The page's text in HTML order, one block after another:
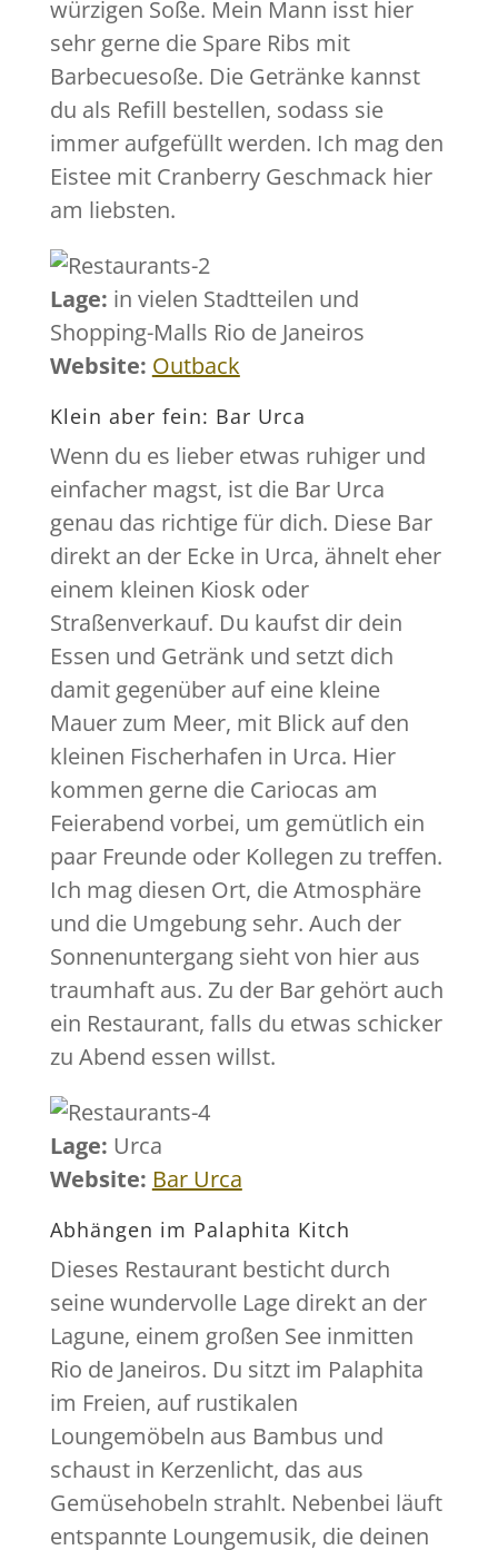
würzigen Soße. Mein Mann isst hier
sehr gerne die Spare Ribs mit
Barbecuesoße. Die Getränke kannst
du als Refill bestellen, sodass sie
immer aufgefüllt werden. Ich mag den
Eistee mit Cranberry Geschmack hier
am liebsten.
Lage: in vielen Stadtteilen und
Shopping-Malls Rio de Janeiros
Website: Outback
Klein aber fein: Bar Urca
Wenn du es lieber etwas ruhiger und
einfacher magst, ist die Bar Urca
genau das richtige für dich. Diese Bar
direkt an der Ecke in Urca, ähnelt eher
einem kleinen Kiosk oder
Straßenverkauf. Du kaufst dir dein
Essen und Getränk und setzt dich
damit gegenüber auf eine kleine
Mauer zum Meer, mit Blick auf den
kleinen Fischerhafen in Urca. Hier
kommen gerne die Cariocas am
Feierabend vorbei, um gemütlich ein
paar Freunde oder Kollegen zu treffen.
Ich mag diesen Ort, die Atmosphäre
und die Umgebung sehr. Auch der
Sonnenuntergang sieht von hier aus
traumhaft aus. Zu der Bar gehört auch
ein Restaurant, falls du etwas schicker
zu Abend essen willst.
Lage: Urca
Website: Bar Urca
Abhängen im Palaphita Kitch
Dieses Restaurant besticht durch
seine wundervolle Lage direkt an der
Lagune, einem großen See inmitten
Rio de Janeiros. Du sitzt im Palaphita
im Freien, auf rustikalen
Loungemöbeln aus Bambus und
schaust in Kerzenlicht, das aus
Gemüsehobeln strahlt. Nebenbei läuft
entspannte Loungemusik, die deinen